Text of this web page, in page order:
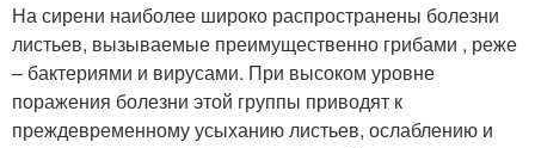
На сирени наиболее широко распространены болезни
листьев, вызываемые преимущественно грибами , реже
– бактериями и вирусами. При высоком уровне
поражения болезни этой группы приводят к
преждевременному усыханию листьев, ослаблению и